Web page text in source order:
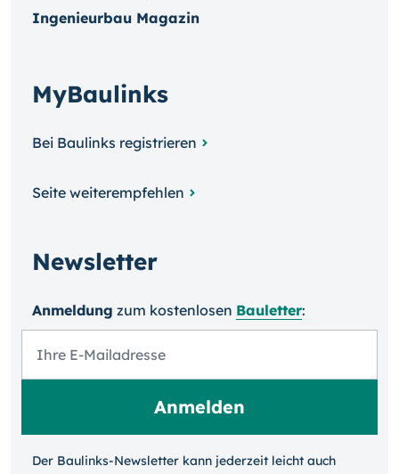
Ingenieurbau Magazin
MyBaulinks
Bei Baulinks registrieren
Seite weiterempfehlen
Newsletter
Anmeldung zum kosten­losen Bauletter:
Der Baulinks-Newsletter kann jeder­zeit leicht auch